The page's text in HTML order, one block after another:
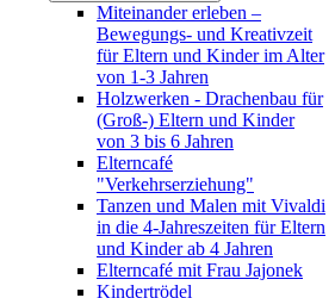
Miteinander erleben –
Bewegungs- und Kreativzeit
für Eltern und Kinder im Alter
von 1-3 Jahren
Holzwerken - Drachenbau für
(Groß-) Eltern und Kinder
von 3 bis 6 Jahren
Elterncafé
"Verkehrserziehung"
Tanzen und Malen mit Vivaldi
in die 4-Jahreszeiten für Eltern
und Kinder ab 4 Jahren
Elterncafé mit Frau Jajonek
Kindertrödel